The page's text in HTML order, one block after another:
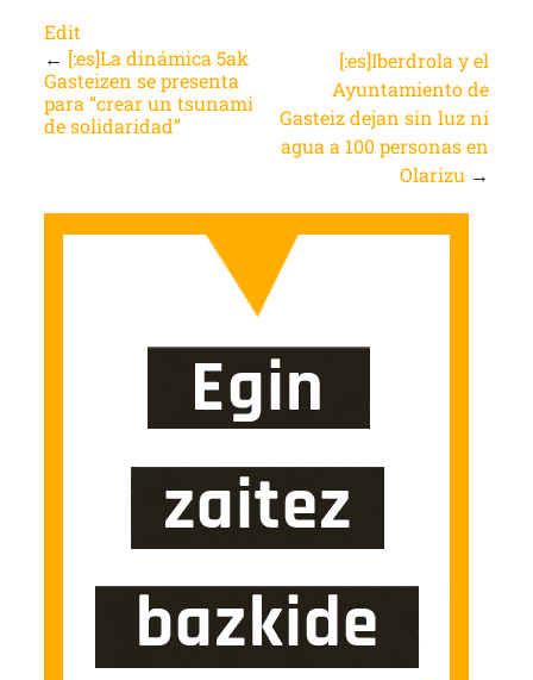
Edit
← [:es]La dinámica 5ak
Gasteizen se presenta
para “crear un tsunami
de solidaridad”
[:es]Iberdrola y el
Ayuntamiento de
Gasteiz dejan sin luz ni
agua a 100 personas en
Olarizu →